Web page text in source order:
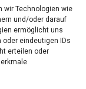
wir Technologien wie
und/oder darauf
ermöglicht uns
oder eindeutigen IDs
erteilen oder
des Wetters